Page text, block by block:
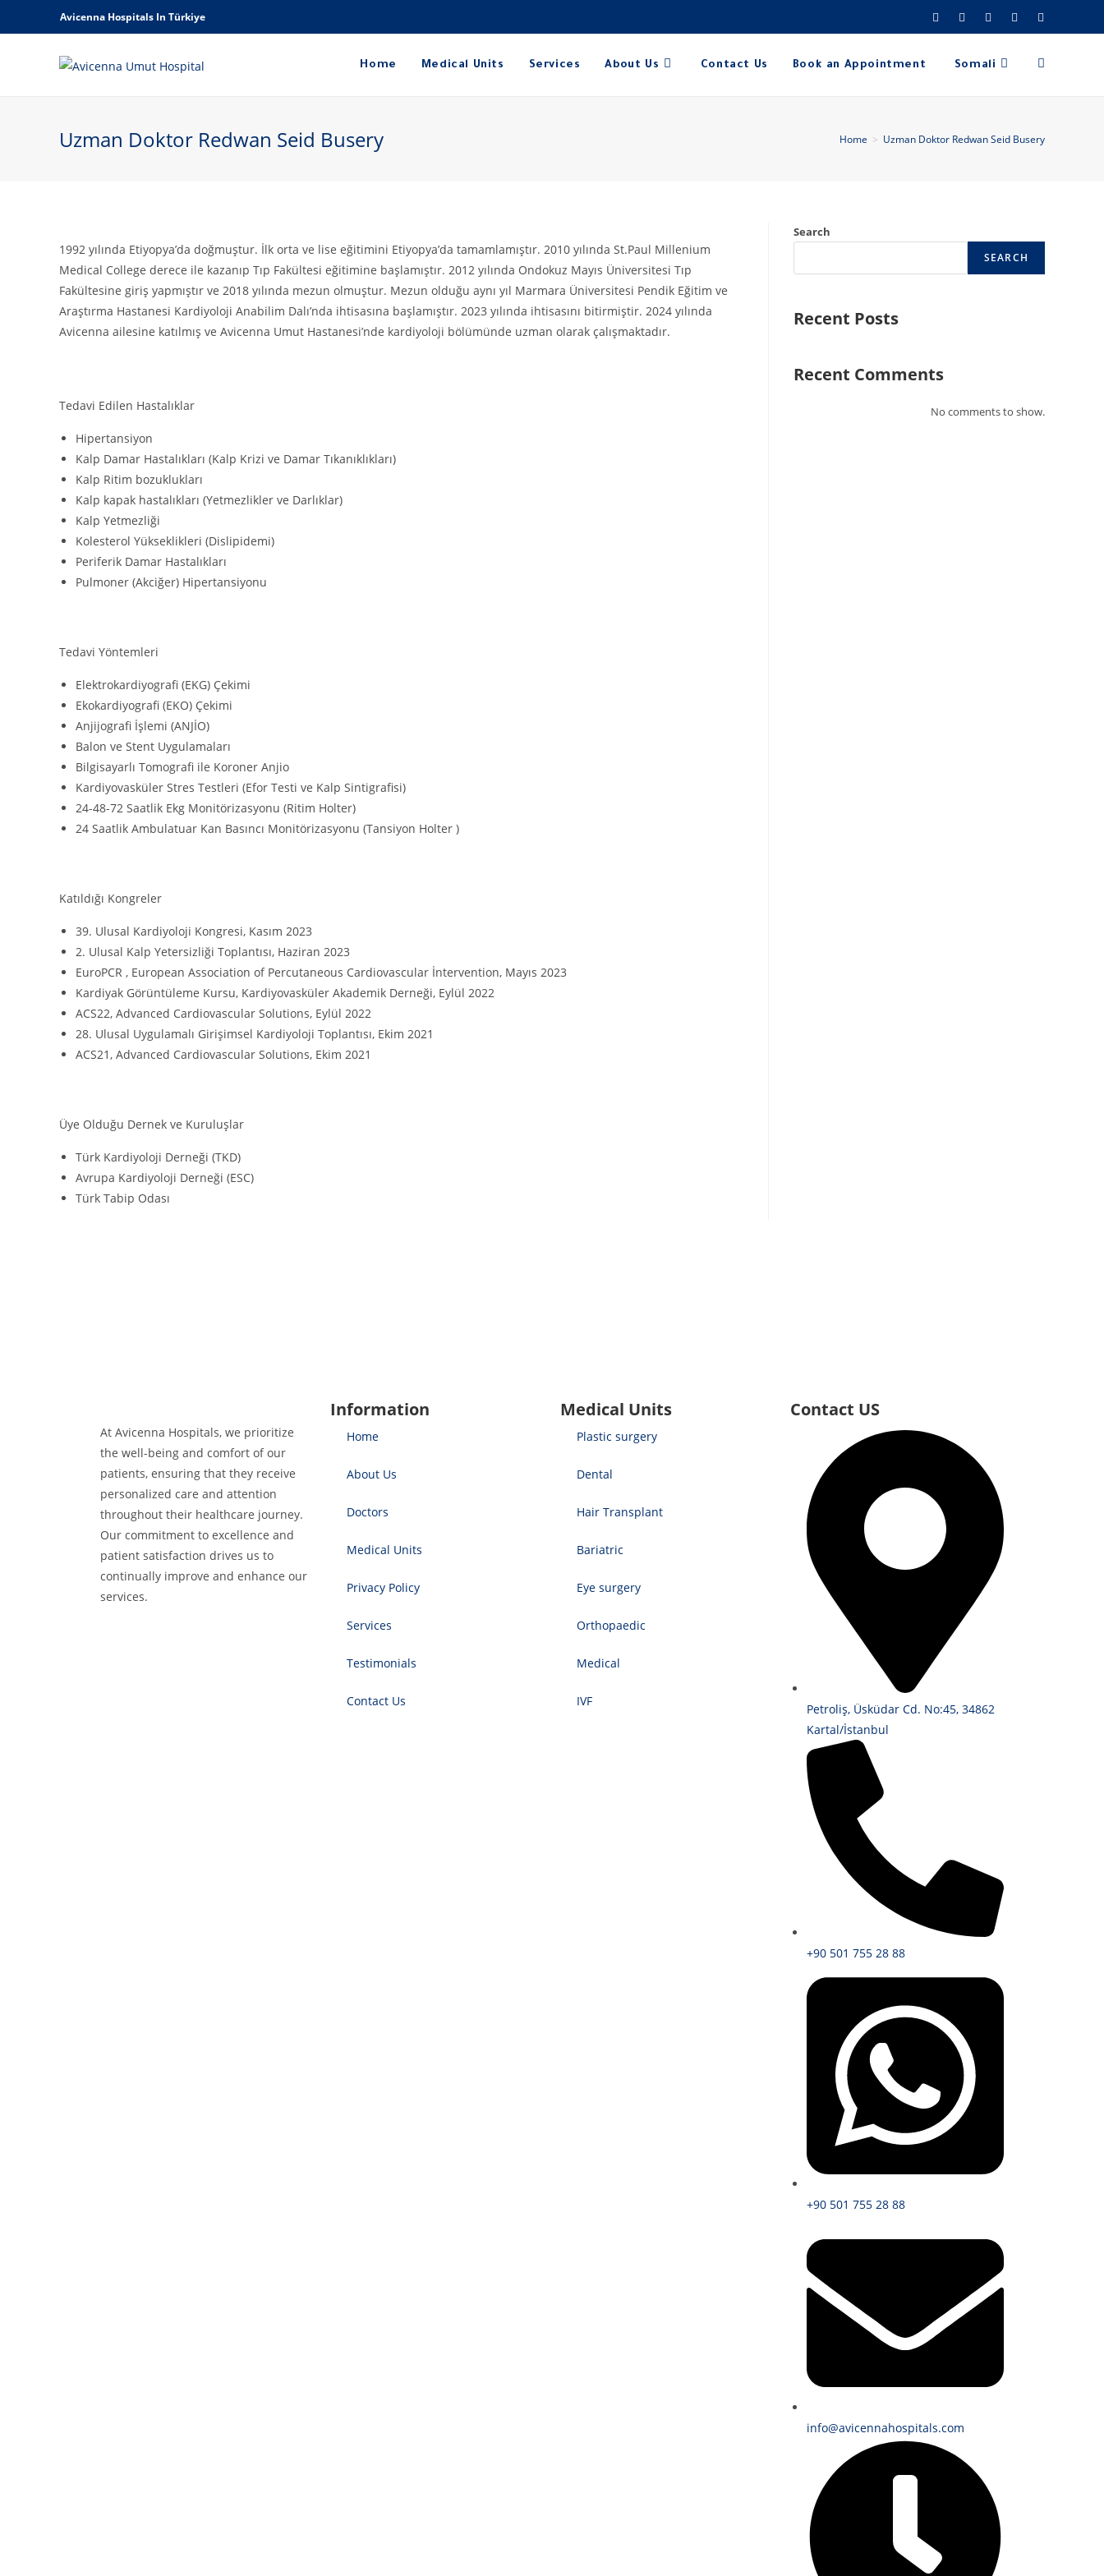
Avicenna Hospitals In Türkiye
Home Medical Units Services About Us Contact Us Book an Appointment Somali
Uzman Doktor Redwan Seid Busery Home > Uzman Doktor Redwan Seid Busery
1992 yılında Etiyopya’da doğmuştur. İlk orta ve lise eğitimini Etiyopya’da tamamlamıştır. 2010 yılında St.Paul Millenium
Medical College derece ile kazanıp Tıp Fakültesi eğitimine başlamıştır. 2012 yılında Ondokuz Mayıs Üniversitesi Tıp
Fakültesine giriş yapmıştır ve 2018 yılında mezun olmuştur. Mezun olduğu aynı yıl Marmara Üniversitesi Pendik Eğitim ve
Araştırma Hastanesi Kardiyoloji Anabilim Dalı’nda ihtisasına başlamıştır. 2023 yılında ihtisasını bitirmiştir. 2024 yılında
Avicenna ailesine katılmış ve Avicenna Umut Hastanesi’nde kardiyoloji bölümünde uzman olarak çalışmaktadır.
Tedavi Edilen Hastalıklar
Hipertansiyon
Kalp Damar Hastalıkları (Kalp Krizi ve Damar Tıkanıklıkları)
Kalp Ritim bozuklukları
Kalp kapak hastalıkları (Yetmezlikler ve Darlıklar)
Kalp Yetmezliği
Kolesterol Yükseklikleri (Dislipidemi)
Periferik Damar Hastalıkları
Pulmoner (Akciğer) Hipertansiyonu
Tedavi Yöntemleri
Elektrokardiyografi (EKG) Çekimi
Ekokardiyografi (EKO) Çekimi
Anjijografi İşlemi (ANJİO)
Balon ve Stent Uygulamaları
Bilgisayarlı Tomografi ile Koroner Anjio
Kardiyovasküler Stres Testleri (Efor Testi ve Kalp Sintigrafisi)
24-48-72 Saatlik Ekg Monitörizasyonu (Ritim Holter)
24 Saatlik Ambulatuar Kan Basıncı Monitörizasyonu (Tansiyon Holter )
Katıldığı Kongreler
39. Ulusal Kardiyoloji Kongresi, Kasım 2023
2. Ulusal Kalp Yetersizliği Toplantısı, Haziran 2023
EuroPCR , European Association of Percutaneous Cardiovascular İntervention, Mayıs 2023
Kardiyak Görüntüleme Kursu, Kardiyovasküler Akademik Derneği, Eylül 2022
ACS22, Advanced Cardiovascular Solutions, Eylül 2022
28. Ulusal Uygulamalı Girişimsel Kardiyoloji Toplantısı, Ekim 2021
ACS21, Advanced Cardiovascular Solutions, Ekim 2021
Üye Olduğu Dernek ve Kuruluşlar
Türk Kardiyoloji Derneği (TKD)
Avrupa Kardiyoloji Derneği (ESC)
Türk Tabip Odası
Search
SEARCH
Recent Posts
Recent Comments
No comments to show.
At Avicenna Hospitals, we prioritize
the well-being and comfort of our
patients, ensuring that they receive
personalized care and attention
throughout their healthcare journey.
Our commitment to excellence and
patient satisfaction drives us to
continually improve and enhance our
services.
Information
Home
About Us
Doctors
Medical Units
Privacy Policy
Services
Testimonials
Contact Us
Medical Units
Plastic surgery
Dental
Hair Transplant
Bariatric
Eye surgery
Orthopaedic
Medical
IVF
Contact US
Petroliş, Üsküdar Cd. No:45, 34862
Kartal/İstanbul
+90 501 755 28 88
+90 501 755 28 88
info@avicennahospitals.com